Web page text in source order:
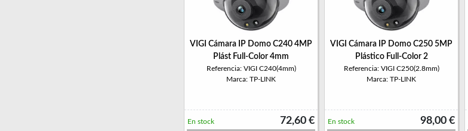
VIGI Cámara IP Domo C240 4MP
Plást Full-Color 4mm
Referencia: VIGI C240(4mm)
Marca: TP-LINK
72,60 €
En stock
VIGI Cámara IP Domo C250 5MP
Plástico Full-Color 2
Referencia: VIGI C250(2.8mm)
Marca: TP-LINK
98,00 €
En stock